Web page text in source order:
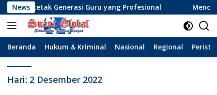
Langsung
ke
konten
News Generasi Guru yang Profesional Menolak
Beranda Hukum & Kriminal Nasional Regional
Hari: 2 Desember 2022